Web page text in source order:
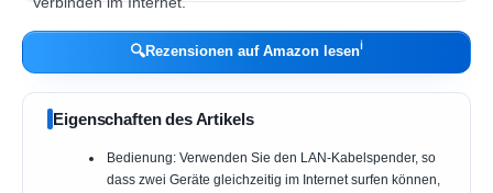
🔍Rezensionen auf Amazon lesenℹ︎
Eigenschaften des Artikels
Bedienung: Verwenden Sie den LAN-Kabelspender, so
dass zwei Geräte gleichzeitig im Internet surfen können,